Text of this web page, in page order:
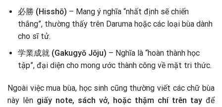
必勝 (Hisshō) – Mang ý nghĩa “nhất định sẽ chiến
thắng”, thường thấy trên Daruma hoặc các loại bùa dành
cho sĩ tử.
学業成就 (Gakugyō Jōju) – Nghĩa là “hoàn thành học
tập”, đại diện cho mong ước thành công về mặt tri thức.
Ngoài việc mua bùa, học sinh cũng thường viết các chữ bùa
này lên giấy note, sách vở, hoặc thậm chí trên tay để